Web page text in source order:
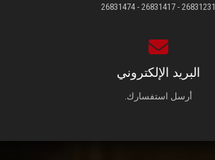
26831231 - 26831417 - 26831474
البريد الإلكتروني
أرسل استفسارك.